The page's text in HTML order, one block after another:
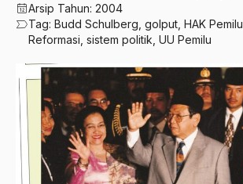
Arsip Tahun: 2004
Tag: Budd Schulberg golput HAK Pemilu
Reformasi sistem politik UU Pemilu
660 – Ilmu Seni, Desain dan Media
710 – Ilmu Pendidikan
900 – Rumpun Ilmu Lainnya
2021
2020
2019
2018
2017
2016
A. Yani
A.A. Baramudi
A.A. Navis
A.H Nasution
A.S
Aal Usul Teroris